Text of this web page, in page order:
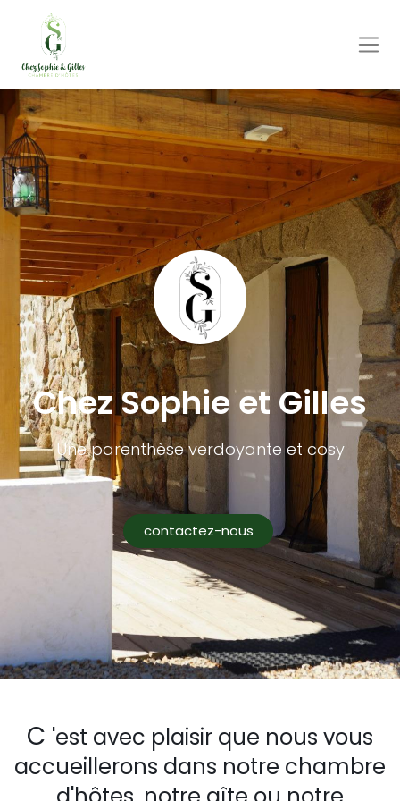
Chez Sophie et Gilles
Une parenthèse verdoyante et cosy
contactez-nous
C 'est avec plaisir que nous vous
accueillerons dans notre chambre